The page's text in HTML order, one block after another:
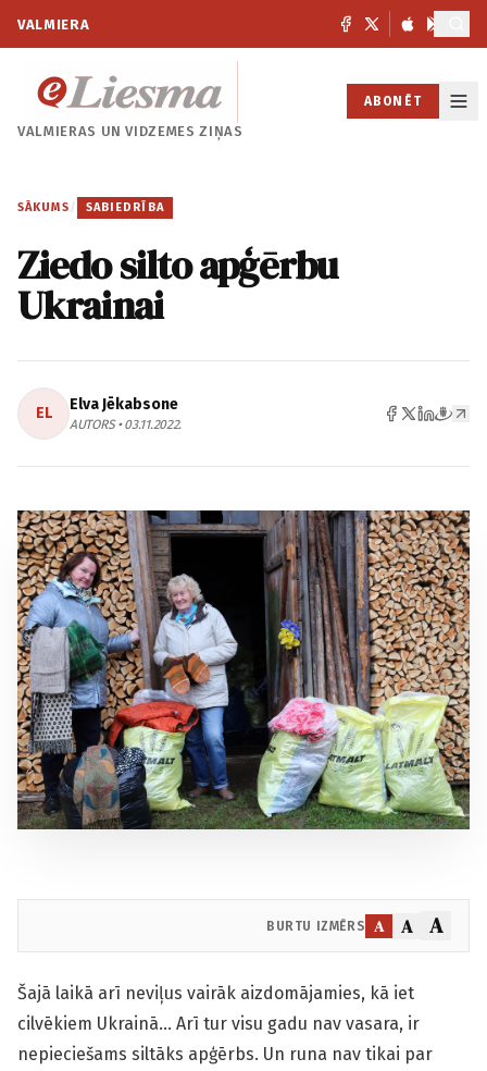
VALMIERA
VALMIERAS UNVIDZEMES ZIŅAS
ABONĒT
SĀKUMS / SABIEDRĪBA
Ziedo silto apģērbu
Ukrainai
EL Elva Jēkabsone
AUTORS • 03.11.2022.
BURTU IZMĒRS A A A
Šajā laikā arī neviļus vairāk aizdomājamies, kā iet
cilvēkiem Ukrainā… Arī tur visu gadu nav vasara, ir
nepieciešams siltāks apģērbs. Un runa nav tikai par